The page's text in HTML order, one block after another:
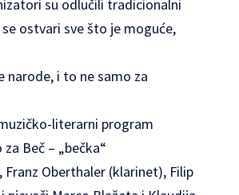
su odlučili tradicionalni
ostvari sve što je moguće,
narode, i to ne samo za
literarni program
Beč – „bečka“
Oberthaler (klarinet), Filip